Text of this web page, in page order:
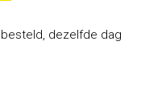
besteld, dezelfde dag